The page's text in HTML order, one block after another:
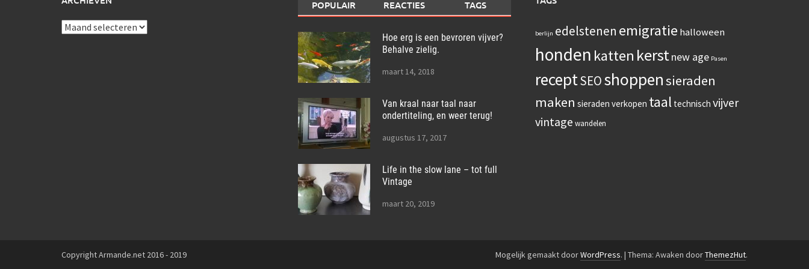
Archieven
POPULAIR REACTIES TAGS
Hoe erg is een bevroren vijver?
Behalve zielig.
maart 14, 2018
Van kraal naar taal naar
ondertiteling, en weer terug!
augustus 17, 2017
Life in the slow lane – tot full
Vintage
maart 20, 2019
berlijn edelstenen emigratie halloween
honden katten kerstnew age Pasen
receptSEOshoppensieraden
maken sieraden verkopen taal technisch vijver
vintage wandelen
Copyright Armande.net 2016 - 2019 Mogelijk gemaakt doorWordPress. | Thema: Awaken doorThemezHut.